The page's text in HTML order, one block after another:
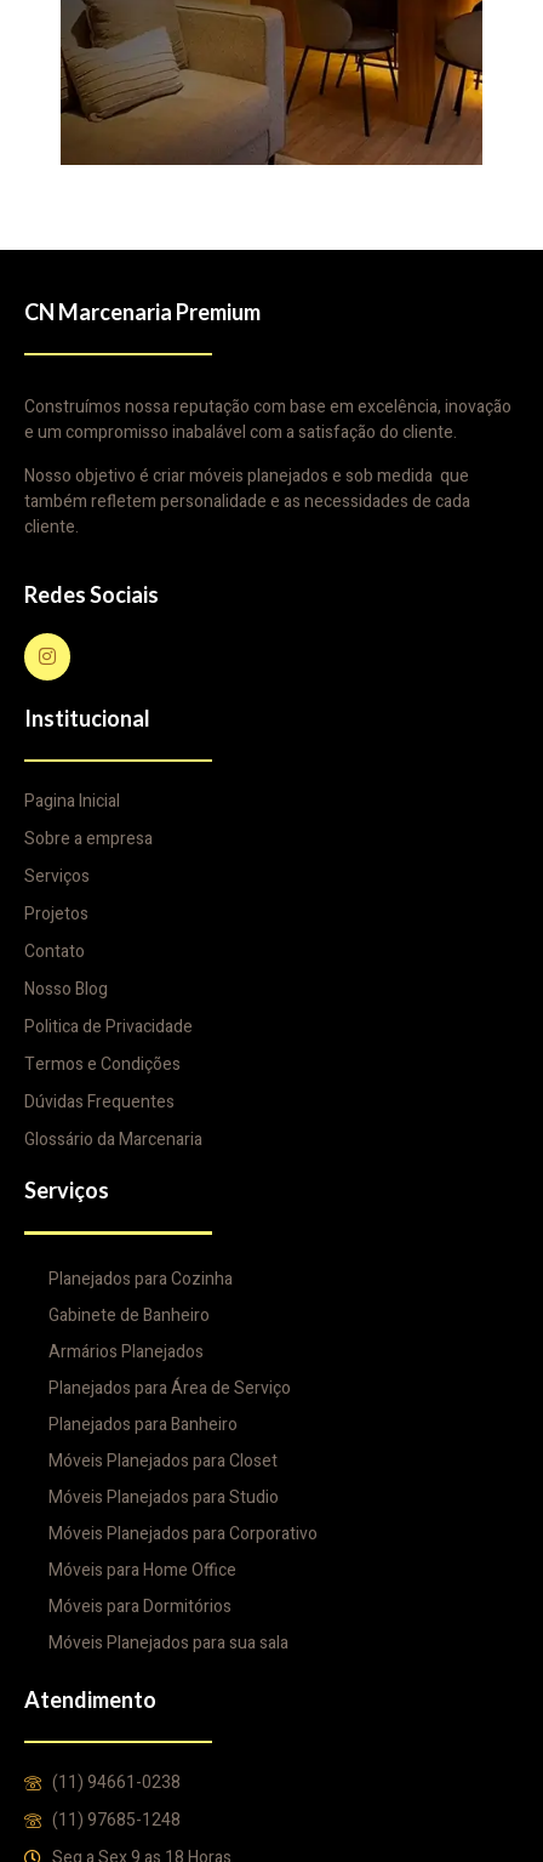
CN Marcenaria Premium
Construímos nossa reputação com base em excelência, inovação
e um compromisso inabalável com a satisfação do cliente.
Nosso objetivo é criar móveis planejados e sob medida que
também refletem personalidade e as necessidades de cada
cliente.
Redes Sociais
Institucional
Pagina Inicial
Sobre a empresa
Serviços
Projetos
Contato
Nosso Blog
Politica de Privacidade
Termos e Condições
Dúvidas Frequentes
Glossário da Marcenaria
Serviços
Planejados para Cozinha
Gabinete de Banheiro
Armários Planejados
Planejados para Área de Serviço
Planejados para Banheiro
Móveis Planejados para Closet
Móveis Planejados para Studio
Móveis Planejados para Corporativo
Móveis para Home Office
Móveis para Dormitórios
Móveis Planejados para sua sala
Atendimento
(11) 94661-0238
(11) 97685-1248